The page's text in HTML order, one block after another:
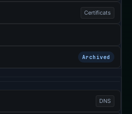
Certificats
Archived
DNS